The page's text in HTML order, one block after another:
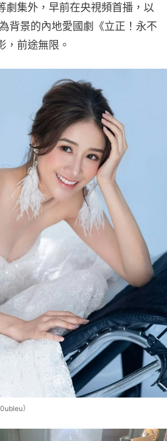
劇集外，早前在央視頻首播，以
背景的內地愛國劇《立正！永不
，前途無限。
）